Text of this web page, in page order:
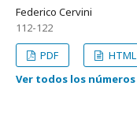
Federico Cervini
112-122
PDF
HTML
Ver todos los números